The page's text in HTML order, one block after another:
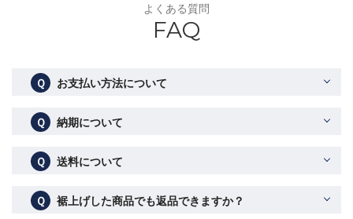
よくある質問
FAQ
Ｑ お支払い方法について
Ｑ 納期について
Ｑ 送料について
Ｑ 裾上げした商品でも返品できますか？